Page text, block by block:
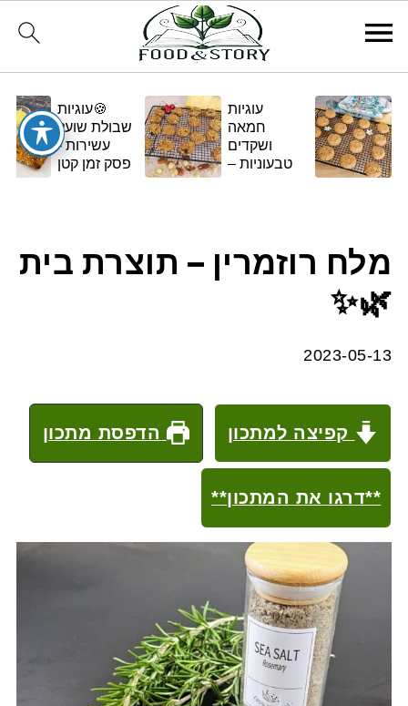
עוגיות
חמאה
ושקדים
טבעוניות –
🍪עוגיות
שבולת שועל
עשירות -
פסק זמן קטן
מלח רוזמרין – תוצרת בית
🌿✨
2023-05-13
קפיצה למתכון הדפסת מתכון
**דרגו את המתכון**